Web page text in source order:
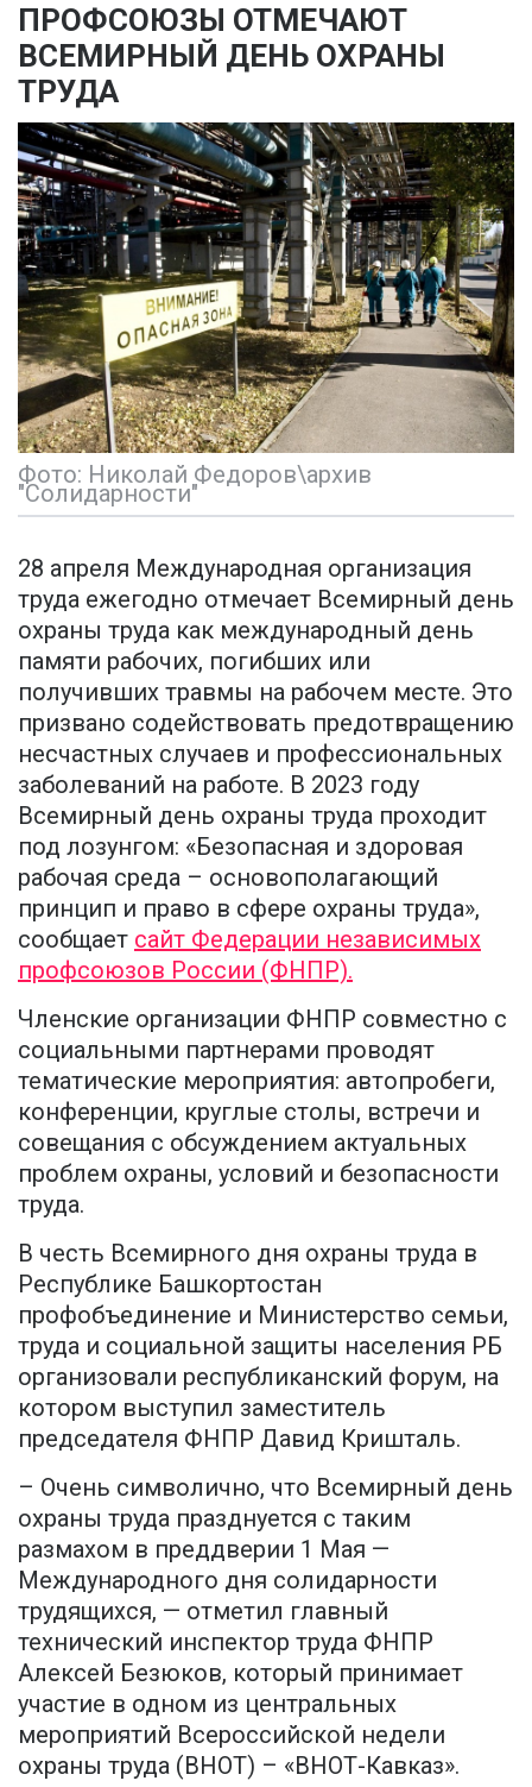
ПРОФСОЮЗЫ ОТМЕЧАЮТ
ВСЕМИРНЫЙ ДЕНЬ ОХРАНЫ
ТРУДА
Фото: Николай Федоров\архив
"Солидарности"
28 апреля Международная организация
труда ежегодно отмечает Всемирный день
охраны труда как международный день
памяти рабочих, погибших или
получивших травмы на рабочем месте. Это
призвано содействовать предотвращению
несчастных случаев и профессиональных
заболеваний на работе. В 2023 году
Всемирный день охраны труда проходит
под лозунгом: «Безопасная и здоровая
рабочая среда – основополагающий
принцип и право в сфере охраны труда»,
сообщает сайт Федерации независимых
профсоюзов России (ФНПР).
Членские организации ФНПР совместно с
социальными партнерами проводят
тематические мероприятия: автопробеги,
конференции, круглые столы, встречи и
совещания с обсуждением актуальных
проблем охраны, условий и безопасности
труда.
В честь Всемирного дня охраны труда в
Республике Башкортостан
профобъединение и Министерство семьи,
труда и социальной защиты населения РБ
организовали республиканский форум, на
котором выступил заместитель
председателя ФНПР Давид Кришталь.
– Очень символично, что Всемирный день
охраны труда празднуется с таким
размахом в преддверии 1 Мая —
Международного дня солидарности
трудящихся, — отметил главный
технический инспектор труда ФНПР
Алексей Безюков, который принимает
участие в одном из центральных
мероприятий Всероссийской недели
охраны труда (ВНОТ) – «ВНОТ-Кавказ».